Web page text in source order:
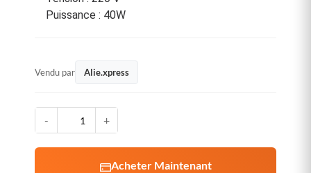
Puissance : 40W
Vendu par Alie.xpress
- +
Acheter Maintenant